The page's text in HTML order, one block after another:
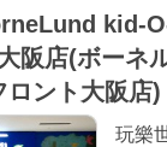
kid-
阪店(ボーネ
ント大阪店)
玩樂